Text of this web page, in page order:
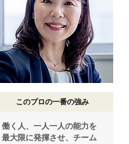
このプロの一番の強み
働く人、一人一人の能力を
最大限に発揮させ、チーム